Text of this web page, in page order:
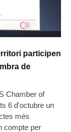
participen
de
Chamber of
6 d'octubre un
més
compte per